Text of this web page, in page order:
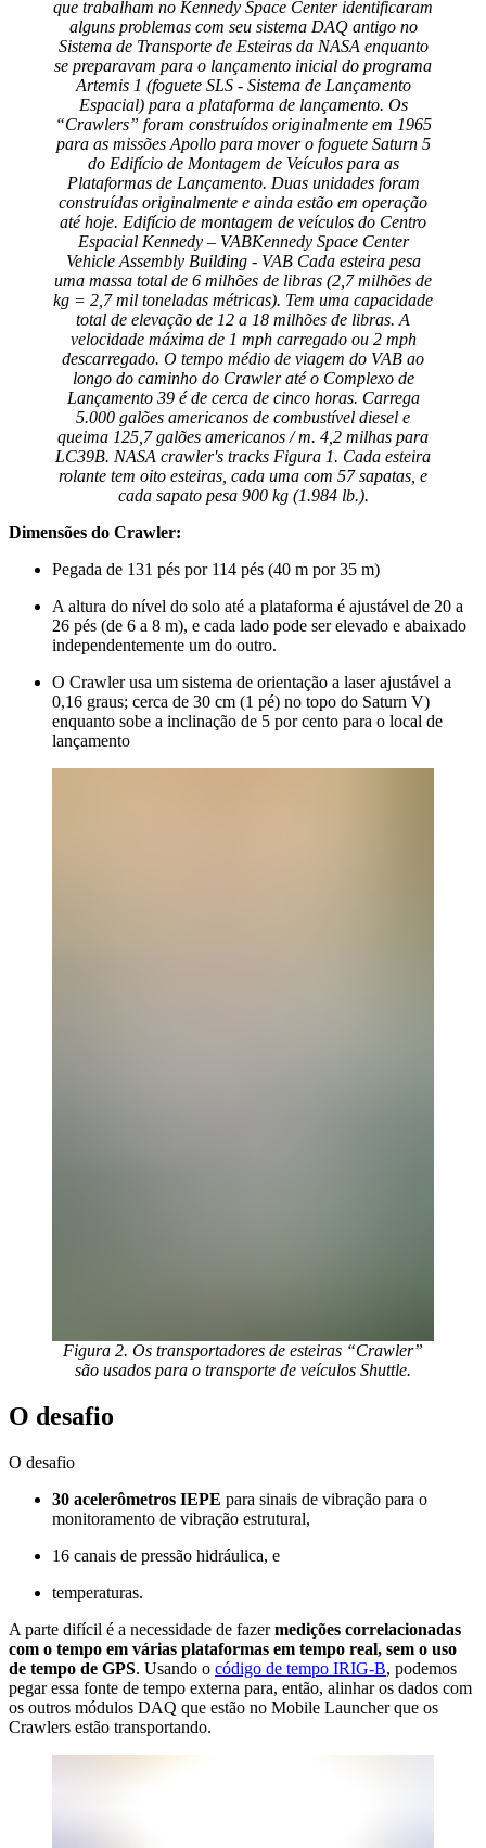
que trabalham no Kennedy Space Center identificaram
alguns problemas com seu sistema DAQ antigo no
Sistema de Transporte de Esteiras da NASA enquanto
se preparavam para o lançamento inicial do programa
Artemis 1 (foguete SLS - Sistema de Lançamento
Espacial) para a plataforma de lançamento. Os
“Crawlers” foram construídos originalmente em 1965
para as missões Apollo para mover o foguete Saturn 5
do Edifício de Montagem de Veículos para as
Plataformas de Lançamento. Duas unidades foram
construídas originalmente e ainda estão em operação
até hoje. Edifício de montagem de veículos do Centro
Espacial Kennedy – VABKennedy Space Center
Vehicle Assembly Building - VAB Cada esteira pesa
uma massa total de 6 milhões de libras (2,7 milhões de
kg = 2,7 mil toneladas métricas). Tem uma capacidade
total de elevação de 12 a 18 milhões de libras. A
velocidade máxima de 1 mph carregado ou 2 mph
descarregado. O tempo médio de viagem do VAB ao
longo do caminho do Crawler até o Complexo de
Lançamento 39 é de cerca de cinco horas. Carrega
5.000 galões americanos de combustível diesel e
queima 125,7 galões americanos / m. 4,2 milhas para
LC39B. NASA crawler's tracks Figura 1. Cada esteira
rolante tem oito esteiras, cada uma com 57 sapatas, e
cada sapato pesa 900 kg (1.984 lb.).
Dimensões do Crawler:
Pegada de 131 pés por 114 pés (40 m por 35 m)
A altura do nível do solo até a plataforma é ajustável de 20 a
26 pés (de 6 a 8 m), e cada lado pode ser elevado e abaixado
independentemente um do outro.
O Crawler usa um sistema de orientação a laser ajustável a
0,16 graus; cerca de 30 cm (1 pé) no topo do Saturn V)
enquanto sobe a inclinação de 5 por cento para o local de
lançamento
Figura 2. Os transportadores de esteiras “Crawler”
são usados para o transporte de veículos Shuttle.
O desafio
O desafio
30 acelerômetros IEPE para sinais de vibração para o
monitoramento de vibração estrutural,
16 canais de pressão hidráulica, e
temperaturas.
A parte difícil é a necessidade de fazermedições correlacionadas
com o tempo em várias plataformas em tempo real, sem o uso
de tempo de GPS. Usando o código de tempo IRIG-B, podemos
pegar essa fonte de tempo externa para, então, alinhar os dados com
os outros módulos DAQ que estão no Mobile Launcher que os
Crawlers estão transportando.